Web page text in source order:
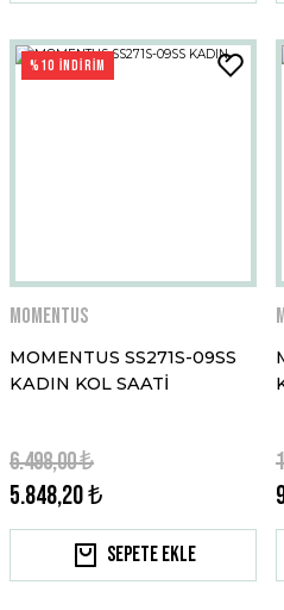
%10 İNDİRİM
Momentus
MOMENTUS SS271S-09SS
KADIN KOL SAATİ
5.848,20 ₺
6.498,00 ₺
Sepete Ekle